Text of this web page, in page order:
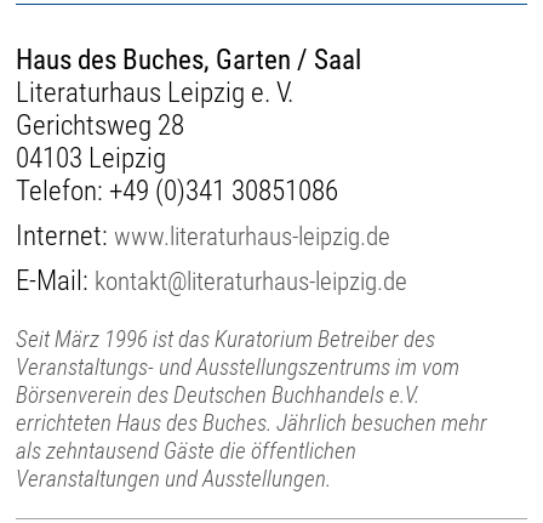
Haus des Buches, Garten / Saal
Literaturhaus Leipzig e. V.
Gerichtsweg 28
04103 Leipzig
Telefon: +49 (0)341 30851086
Internet:www.literaturhaus-leipzig.de
E-Mail: kontakt@literaturhaus-leipzig.de
Seit März 1996 ist das Kuratorium Betreiber des
Veranstaltungs- und Ausstellungszentrums im vom
Börsenverein des Deutschen Buchhandels e.V.
errichteten Haus des Buches. Jährlich besuchen mehr
als zehntausend Gäste die öffentlichen
Veranstaltungen und Ausstellungen.